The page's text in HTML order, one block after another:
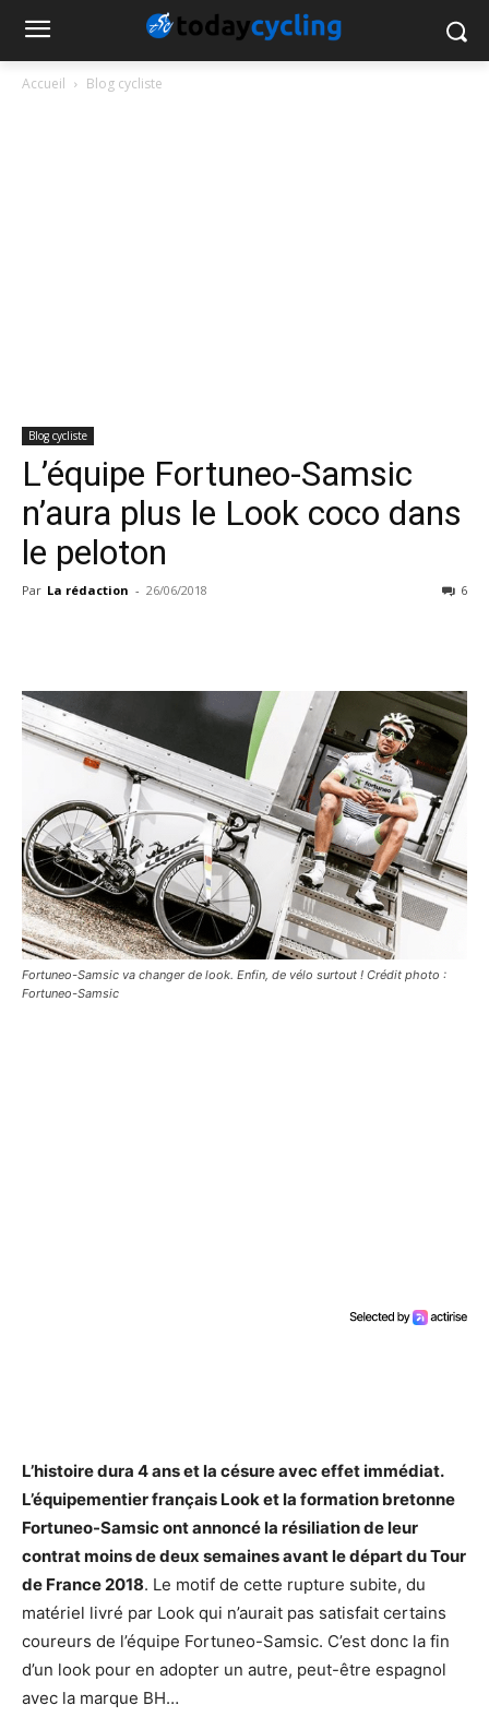
Accueil Blog cycliste
Blog cycliste
L’équipe Fortuneo-Samsic
n’aura plus le Look coco dans
le peloton
Par La rédaction - 26/06/2018 6
Fortuneo-Samsic va changer de look. Enfin, de vélo surtout ! Crédit photo :
Fortuneo-Samsic
L’histoire dura 4 ans et la césure avec effet immédiat.
L’équipementier français Look et la formation bretonne
Fortuneo-Samsic ont annoncé la résiliation de leur
contrat moins de deux semaines avant le départ du Tour
de France 2018. Le motif de cette rupture subite, du
matériel livré par Look qui n’aurait pas satisfait certains
coureurs de l’équipe Fortuneo-Samsic. C’est donc la fin
d’un look pour en adopter un autre, peut-être espagnol
avec la marque BH…